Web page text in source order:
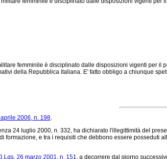
femminile è disciplinato dalle disposizioni vigenti per il
della Repubblica italiana. E' fatto obbligo a chiunque
aprile 2006, n. 198.
24 luglio 2000, n. 332, ha dichiarato l'illegittimità del
formazione, e tra i requisiti che debbono essere posseduti
26 marzo 2001, n. 151, a decorrere dal giorno